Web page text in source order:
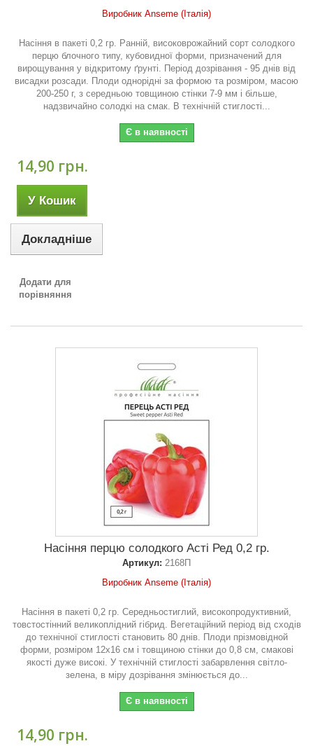
Виробник Anseme (Італія)
Насіння в пакеті 0,2 гр. Ранній, високоврожайний сорт солодкого
перцю блочного типу, кубовидної форми, призначений для
вирощування у відкритому ґрунті. Період дозрівання - 95 днів від
висадки розсади. Плоди однорідні за формою та розміром, масою
200-250 г, з середньою товщиною стінки 7-9 мм і більше,
надзвичайно солодкі на смак. В технічній стиглості...
Є в наявності
14,90 грн.
У Кошик
Докладніше
Додати для
порівняння
Насіння перцю солодкого Асті Ред 0,2 гр.
Артикул: 2168П
Виробник Anseme (Італія)
Насіння в пакеті 0,2 гр. Середньостиглий, високопродуктивний,
товстостінний великоплідний гібрид. Вегетаційний період від сходів
до технічної стиглості становить 80 днів. Плоди прізмовідной
форми, розміром 12х16 см і товщиною стінки до 0,8 см, смакові
якості дуже високі. У технічній стиглості забарвлення світло-
зелена, в міру дозрівання змінюється до...
Є в наявності
14,90 грн.